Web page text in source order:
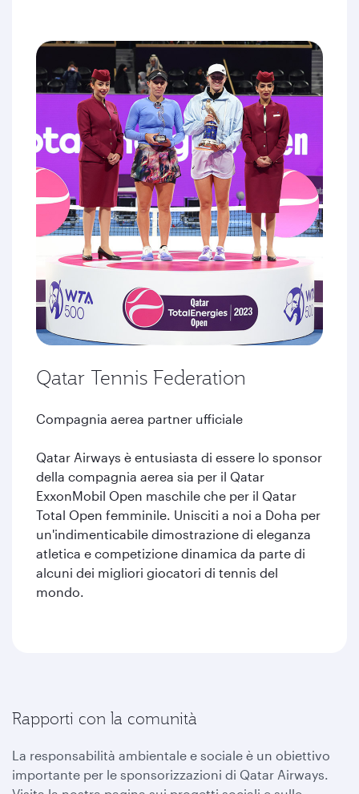
Qatar Tennis Federation
Compagnia aerea partner ufficiale
Qatar Airways è entusiasta di essere lo sponsor
della compagnia aerea sia per il Qatar
ExxonMobil Open maschile che per il Qatar
Total Open femminile. Unisciti a noi a Doha per
un'indimenticabile dimostrazione di eleganza
atletica e competizione dinamica da parte di
alcuni dei migliori giocatori di tennis del
mondo.
Rapporti con la comunità
La responsabilità ambientale e sociale è un obiettivo
importante per le sponsorizzazioni di Qatar Airways.